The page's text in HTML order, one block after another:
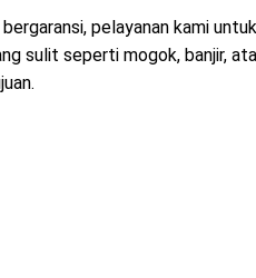
pelayanan kami
sulit seperti mogok, banjir,